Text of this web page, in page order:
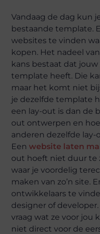
Vandaag de dag kun
bestaande template.
websites te vinden
kopen. Het nadeel
kans bestaat dat
template heeft. Die
maar het komt niet
je dezelfde template
een lay-out is dan de
out ontwerpen en
anderen dezelfde lay-
Eenwebsite laten
out hoeft niet duur te
waar je voordelig
maken van zo’n site.
ontwikkelaars te
designer of
vraag wat ze voor jou
niet direct voor de